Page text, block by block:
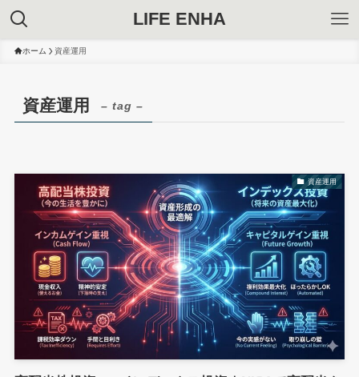
LIFE ENHA
ホーム 資産運用
資産運用 – tag –
資産運用